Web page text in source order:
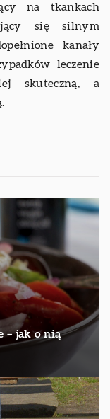
na tkankach
się silnym
kanały
leczenie
skuteczną, a
– jak o nią